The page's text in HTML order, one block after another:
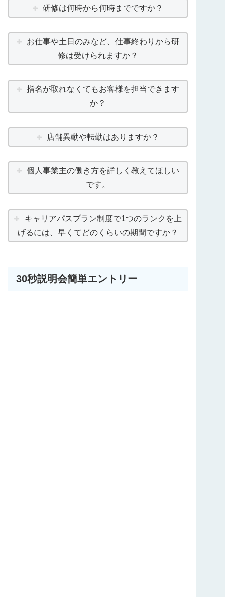
研修は何時から何時までですか？
お仕事や土日のみなど、仕事終わりから研
修は受けられますか？
指名が取れなくてもお客様を担当できます
か？
店舗異動や転勤はありますか？
個人事業主の働き方を詳しく教えてほしい
です。
キャリアパスプラン制度で1つのランクを上
げるには、早くてどのくらいの期間ですか？
30秒説明会簡単エントリー